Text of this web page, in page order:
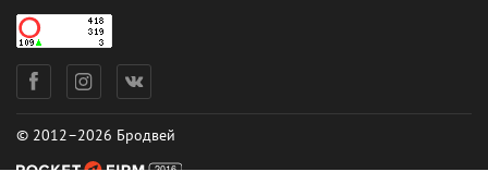
© 2012–2026 Бродвей